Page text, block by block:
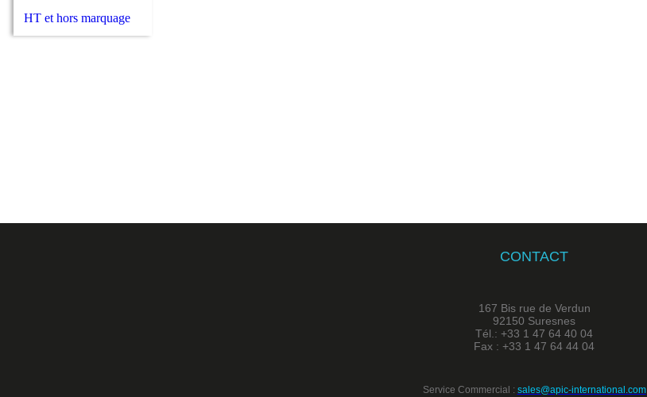
HT et hors marquage
CONTACT
167 Bis rue de Verdun
92150 Suresnes
Tél.: +33 1 47 64 40 04
Fax : +33 1 47 64 44 04
Service Commercial : sales@apic-international.com